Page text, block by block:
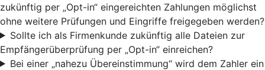
zukünftig per „Opt-in“ eingereichten Zahlungen möglichst
ohne weitere Prüfungen und Eingriffe freigegeben werden?
Sollte ich als Firmenkunde zukünftig alle Dateien zur
Empfängerüberprüfung per „Opt-in“ einreichen?
Bei einer „nahezu Übereinstimmung“ wird dem Zahler ein